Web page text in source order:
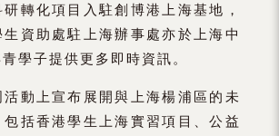
轉化項目入駐創博港上海基地，
資助處駐上海辦事處亦於上海中
學子提供更多即時資訊。
動上宣布展開與上海楊浦區的未
括香港學生上海實習項目、公益